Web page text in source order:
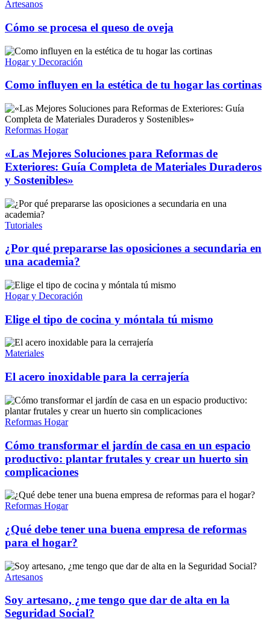
Artesanos
Cómo se procesa el queso de oveja
Hogar y Decoración
Como influyen en la estética de tu hogar las cortinas
Reformas Hogar
«Las Mejores Soluciones para Reformas de
Exteriores: Guía Completa de Materiales Duraderos
y Sostenibles»
Tutoriales
¿Por qué prepararse las oposiciones a secundaria en
una academia?
Hogar y Decoración
Elige el tipo de cocina y móntala tú mismo
Materiales
El acero inoxidable para la cerrajería
Reformas Hogar
Cómo transformar el jardín de casa en un espacio
productivo: plantar frutales y crear un huerto sin
complicaciones
Reformas Hogar
¿Qué debe tener una buena empresa de reformas
para el hogar?
Artesanos
Soy artesano, ¿me tengo que dar de alta en la
Seguridad Social?